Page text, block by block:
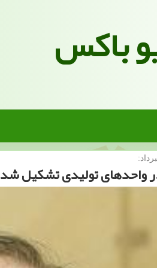
باکس
واحدهای تولیدی تشكیل شد